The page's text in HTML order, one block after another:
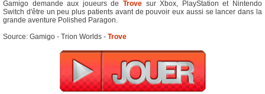
Gamigo demande aux joueurs de Trove sur Xbox, PlayStation et Nintendo
Switch d'être un peu plus patients avant de pouvoir eux aussi se lancer dans la
grande aventure Polished Paragon.
Source: Gamigo - Trion Worlds - Trove